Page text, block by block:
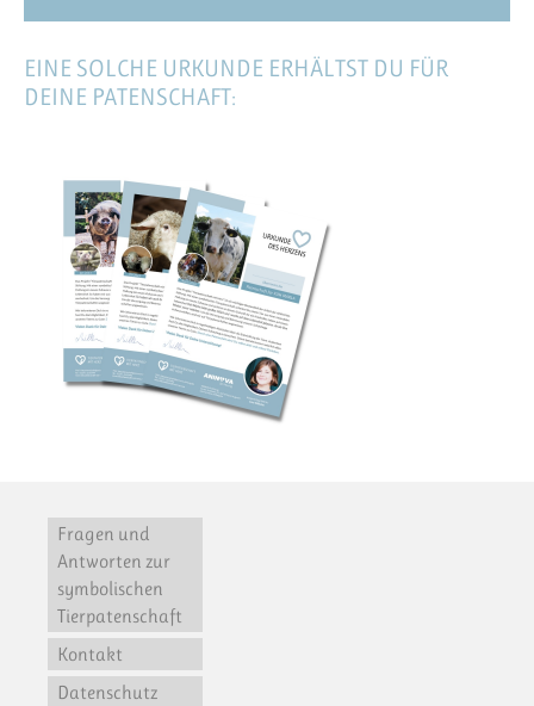
EINE SOLCHE URKUNDE ERHÄLTST DU FÜR
DEINE PATENSCHAFT:
Fragen und
Antworten zur
symbolischen
Tierpatenschaft
Kontakt
Datenschutz